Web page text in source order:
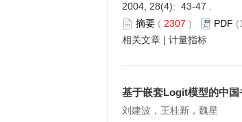
2004, 28(4): 43-47 .
摘要 ( 2307 ) PDF
相关文章 | 计量指标
基于嵌套Logit模型的中
刘建波，王桂新，魏星